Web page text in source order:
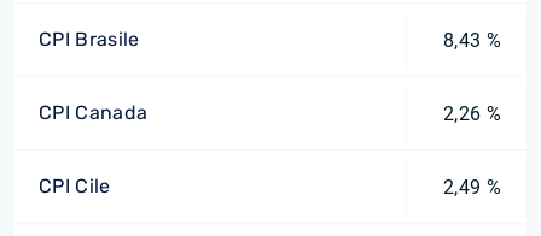
CPI Brasile 8,43 %
CPI Canada 2,26 %
CPI Cile 2,49 %